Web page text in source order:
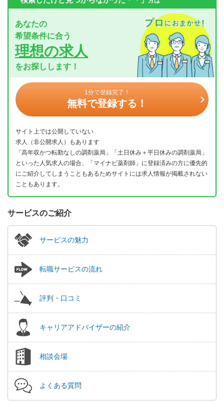
あなたの
希望条件に合う
理想の求人
をお探しします！
1分で登録完了！
無料で登録する！
サイト上では公開していない
求人（非公開求人）もあります
「高年収かつ転勤なしの調剤薬局」「土日休み＋平日休みの調剤薬局」
といった人気求人の場合、「マイナビ薬剤師」に登録済みの方に優先的
にご紹介してしまうこともあるためサイトには求人情報が掲載されない
こともあります。
サービスのご紹介
サービスの魅力
転職サービスの流れ
評判・口コミ
キャリアアドバイザーの紹介
相談会場
よくある質問